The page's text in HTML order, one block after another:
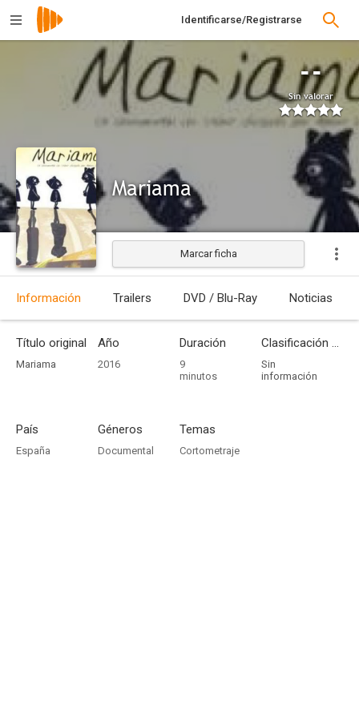
Identificarse/Registrarse
--
Sin valorar
Mariama
Estrenada
Marcar ficha
Información Trailers DVD / Blu-Ray Noticias
Título original
Mariama
Año
2016
Duración
9
minutos
Clasificación por edades
Sin
información
País
España
Géneros
Documental
Temas
Cortometraje